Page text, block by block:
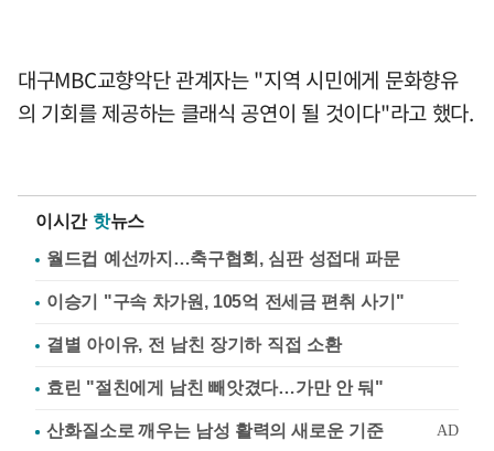
대구MBC교향악단 관계자는 "지역 시민에게 문화향유
의 기회를 제공하는 클래식 공연이 될 것이다"라고 했다.
이시간 핫뉴스
월드컵 예선까지…축구협회, 심판 성접대 파문
이승기 "구속 차가원, 105억 전세금 편취 사기"
결별 아이유, 전 남친 장기하 직접 소환
효린 "절친에게 남친 빼앗겼다…가만 안 둬"